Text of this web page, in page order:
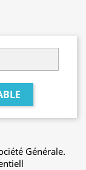
Générale.